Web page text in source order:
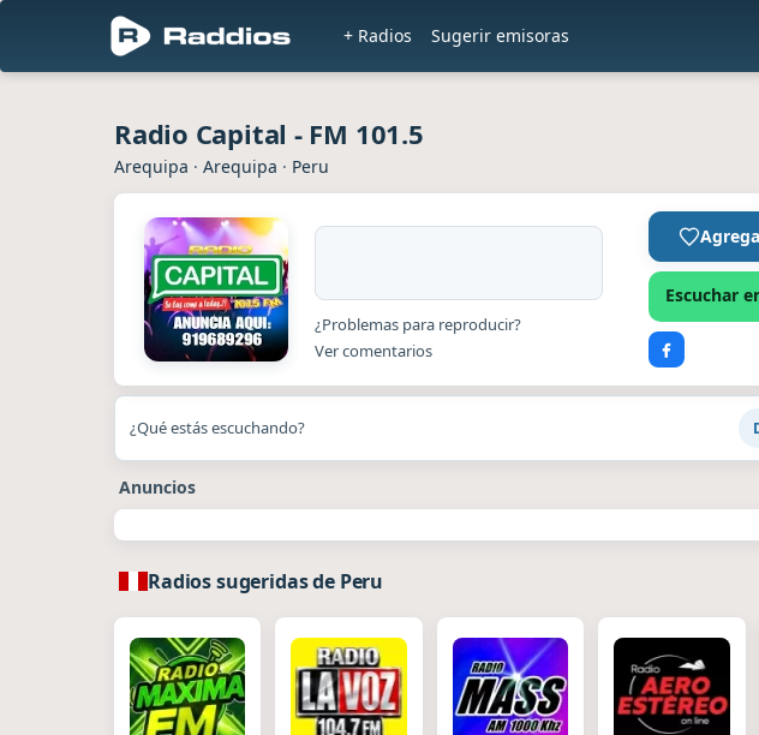
+ Radios Sugerir emisoras
Radio Capital - FM 101.5
Arequipa · Arequipa · Peru
¿Problemas para reproducir?
Ver comentarios
Escuchar
¿Qué estás escuchando?
Anuncios
Radios sugeridas de Peru